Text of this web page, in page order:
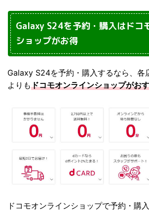
Galaxy S24を予約・購入はドコ
ショップがお得
Galaxy S24を予約・購入するなら、各
よりもドコモオンラインショップがお
ドコモオンラインショップで予約・購